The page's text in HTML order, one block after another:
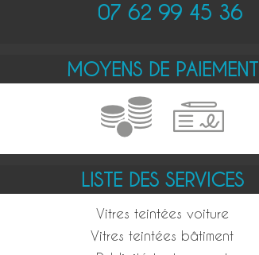
07 62 99 45 36
MOYENS DE PAIEMENT
LISTE DES SERVICES
Vitres teintées voiture
Vitres teintées bâtiment